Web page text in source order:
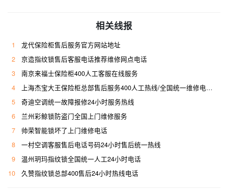
相关线报
1
龙代保险柜售后服务官方网站地址
2
京造指纹锁售后客服电话推荐维修网点电话
3
南京来福士保险柜400人工客服在线服务
4
上海杰宝大王保险柜总部售后服务400人工热线/全国统一维修电话是多少
5
奇迪空调统一故障报修24小时服务热线
6
兰州彩鲸锁防盗门全国上门维修服务
7
帅荣智能锁坏了上门维修电话
8
一村空调客服售后电话号码24小时售后统一热线
9
温州玥玛指纹锁全国统一人工24小时电话
10
久赞指纹锁总部400售后24小时热线电话